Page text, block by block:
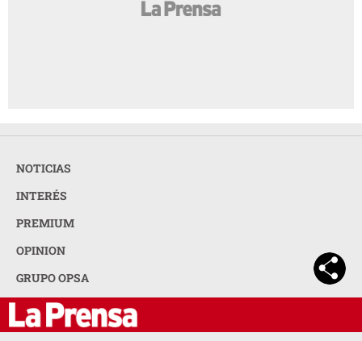
NOTICIAS
INTERÉS
PREMIUM
OPINION
GRUPO OPSA